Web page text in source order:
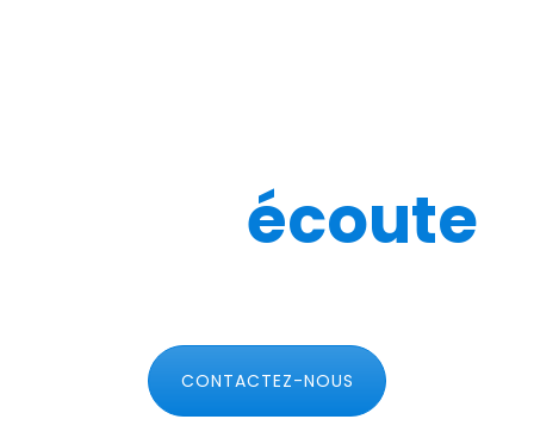
écoute
CONTACTEZ-NOUS